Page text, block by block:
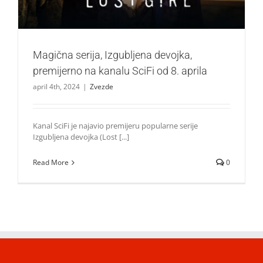
Magična serija, Izgubljena devojka,
premijerno na kanalu SciFi od 8. aprila
april 4th, 2024 | Zvezde
Kanal SciFi je najavio premijeru popularne serije
Izgubljena devojka (Lost [...]
Read More 0